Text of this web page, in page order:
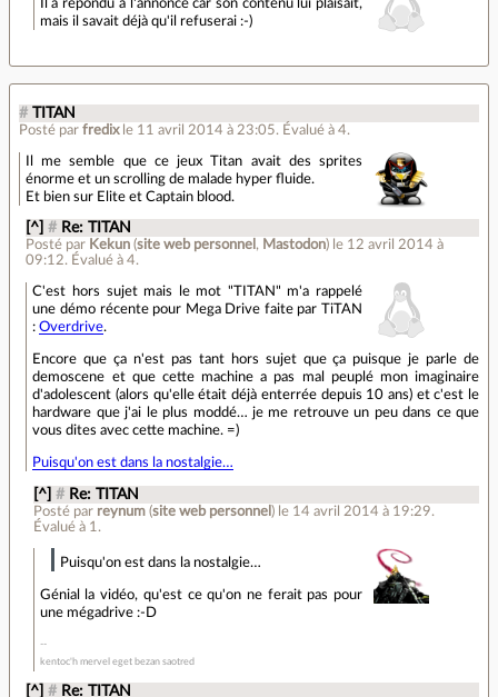
Il a répondu à l'annonce car son contenu lui plaisait,
mais il savait déjà qu'il refuserai :-)
# TITAN
Posté par fredix le 11 avril 2014 à 23:05. Évalué à 4.
Il me semble que ce jeux Titan avait des sprites
énorme et un scrolling de malade hyper fluide.
Et bien sur Elite et Captain blood.
[^] # Re: TITAN
Posté par Kekun (site web personnel , Mastodon) le 12 avril 2014 à
09:12. Évalué à4.
C'est hors sujet mais le mot "TITAN" m'a rappelé
une démo récente pour Mega Drive faite par TiTAN
:Overdrive.
Encore que ça n'est pas tant hors sujet que ça puisque je parle de
demoscene et que cette machine a pas mal peuplé mon imaginaire
d'adolescent (alors qu'elle était déjà enterrée depuis 10 ans) et c'est le
hardware que j'ai le plus moddé… je me retrouve un peu dans ce que
vous dites avec cette machine. =)
Puisqu'on est dans la nostalgie…
[^] # Re: TITAN
Posté par reynum(site web personnel ) le 14 avril 2014 à 19:29.
Évalué à 1 .
Puisqu'on est dans la nostalgie…
Génial la vidéo, qu'est ce qu'on ne ferait pas pour
une mégadrive :-D
kentoc'h mervel eget bezan saotred
[^] # Re: TITAN